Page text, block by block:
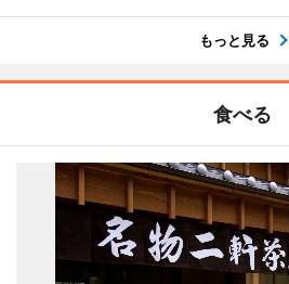
もっと見る
食べる